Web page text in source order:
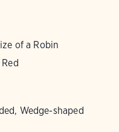
of a Robin
Wedge-shaped